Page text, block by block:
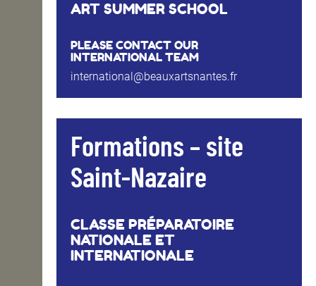
ART SUMMER SCHOOL
PLEASE CONTACT OUR
INTERNATIONAL TEAM
international@beauxartsnantes.fr
Formations – site
Saint-Nazaire
CLASSE PRÉPARATOIRE
NATIONALE ET
INTERNATIONALE